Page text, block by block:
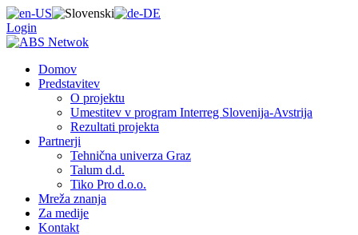
Login
Domov
Predstavitev
O projektu
Umestitev v program Interreg Slovenija-Avstrija
Rezultati projekta
Partnerji
Tehnična univerza Graz
Talum d.d.
Tiko Pro d.o.o.
Mreža znanja
Za medije
Kontakt